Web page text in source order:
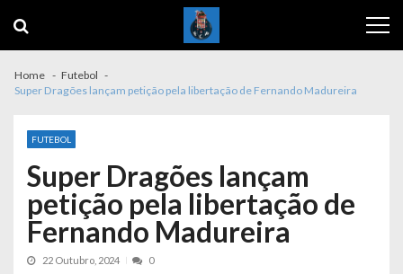
navigation
content
Home
Futebol
Super Dragões lançam petição pela libertação de Fernando Madureira
FUTEBOL
Super Dragões lançam
petição pela libertação de
Fernando Madureira
22 Outubro, 2024 0